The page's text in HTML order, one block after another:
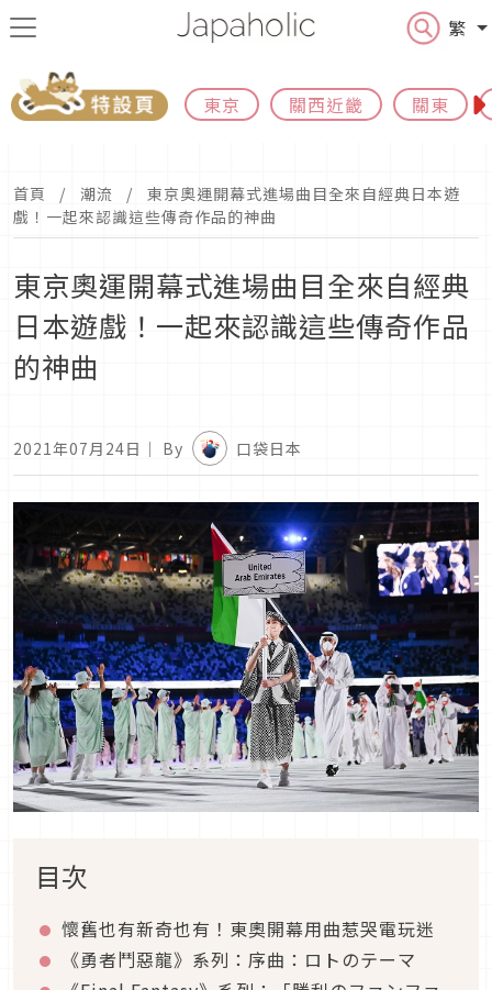
繁
東京 關西近畿 關東
首頁 潮流
東京奧運開幕式進場曲目全來自經典日本遊
戲！一起來認識這些傳奇作品的神曲
東京奧運開幕式進場曲目全來自經典
日本遊戲！一起來認識這些傳奇作品
的神曲
2021年07月24日 ｜ By 口袋日本
目次
懷舊也有新奇也有！東奧開幕用曲惹哭電玩迷
《勇者鬥惡龍》系列：序曲：ロトのテーマ